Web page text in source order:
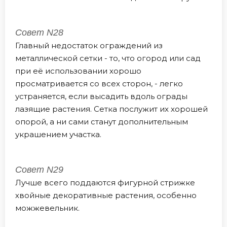
Совет N28
Главный недостаток ограждений из
металлической сетки - то, что огород или сад
при её использовании хорошо
просматривается со всех сторон, - легко
устраняется, если высадить вдоль ограды
лазящие растения. Сетка послужит их хорошей
опорой, а ни сами станут дополнительным
украшением участка.
Совет N29
Лучше всего поддаются фигурной стрижке
хвойные декоративные растения, особенно
можжевельник.